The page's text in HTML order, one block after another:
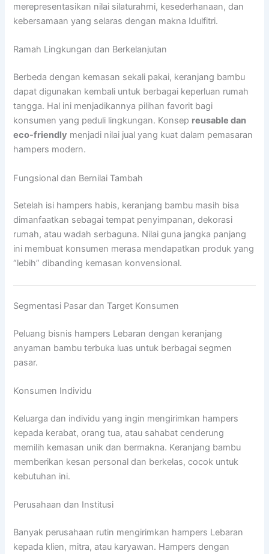
merepresentasikan nilai silaturahmi, kesederhanaan, dan
kebersamaan yang selaras dengan makna Idulfitri.
Ramah Lingkungan dan Berkelanjutan
Berbeda dengan kemasan sekali pakai, keranjang bambu
dapat digunakan kembali untuk berbagai keperluan rumah
tangga. Hal ini menjadikannya pilihan favorit bagi
konsumen yang peduli lingkungan. Konsep reusable dan
eco-friendly menjadi nilai jual yang kuat dalam pemasaran
hampers modern.
Fungsional dan Bernilai Tambah
Setelah isi hampers habis, keranjang bambu masih bisa
dimanfaatkan sebagai tempat penyimpanan, dekorasi
rumah, atau wadah serbaguna. Nilai guna jangka panjang
ini membuat konsumen merasa mendapatkan produk yang
“lebih” dibanding kemasan konvensional.
Segmentasi Pasar dan Target Konsumen
Peluang bisnis hampers Lebaran dengan keranjang
anyaman bambu terbuka luas untuk berbagai segmen
pasar.
Konsumen Individu
Keluarga dan individu yang ingin mengirimkan hampers
kepada kerabat, orang tua, atau sahabat cenderung
memilih kemasan unik dan bermakna. Keranjang bambu
memberikan kesan personal dan berkelas, cocok untuk
kebutuhan ini.
Perusahaan dan Institusi
Banyak perusahaan rutin mengirimkan hampers Lebaran
kepada klien, mitra, atau karyawan. Hampers dengan